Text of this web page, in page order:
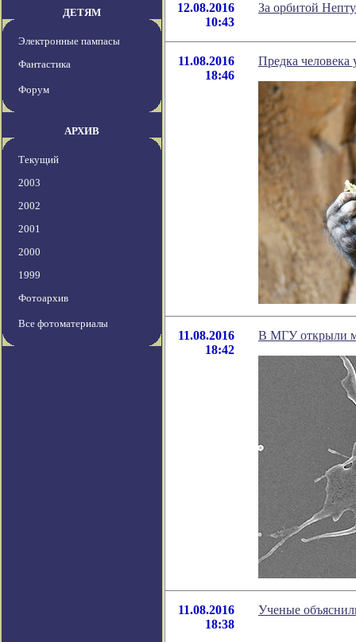
ДЕТЯМ
Электронные пампасы
Фантастика
Форум
АРХИВ
Текущий
2003
2002
2001
2000
1999
Фотоархив
Все фотоматериалы
12.08.2016
10:43
За орбитой
11.08.2016
18:46
Предка человека
11.08.2016
18:42
В МГУ открыли
11.08.2016
18:38
Ученые